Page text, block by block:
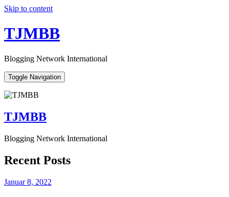
Skip to content
TJMBB
Blogging Network International
Toggle Navigation
TJMBB
Blogging Network International
Recent Posts
Januar 8, 2022